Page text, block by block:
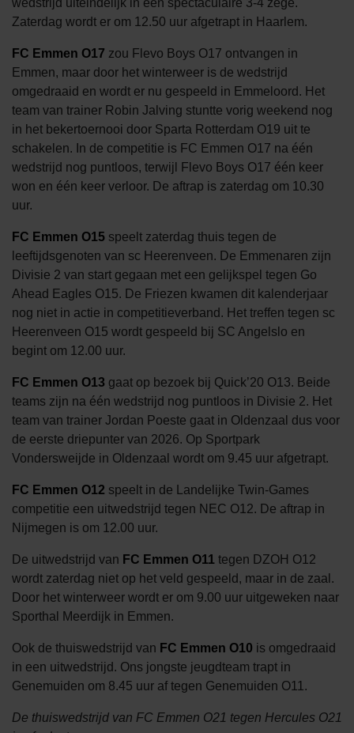
Zaterdag wordt er om 12.50 uur afgetrapt in Haarlem.
FC Emmen O17 zou Flevo Boys O17 ontvangen in
Emmen, maar door het winterweer is de wedstrijd
omgedraaid en wordt er nu gespeeld in Emmeloord. Het
team van trainer Robin Jalving stuntte vorig weekend nog
in het bekertoernooi door Sparta Rotterdam O19 uit te
schakelen. In de competitie is FC Emmen O17 na één
wedstrijd nog puntloos, terwijl Flevo Boys O17 één keer
won en één keer verloor. De aftrap is zaterdag om 10.30
uur.
FC Emmen O15 speelt zaterdag thuis tegen de
leeftijdsgenoten van sc Heerenveen. De Emmenaren zijn
Divisie 2 van start gegaan met een gelijkspel tegen Go
Ahead Eagles O15. De Friezen kwamen dit kalenderjaar
nog niet in actie in competitieverband. Het treffen tegen sc
Heerenveen O15 wordt gespeeld bij SC Angelslo en
begint om 12.00 uur.
FC Emmen O13 gaat op bezoek bij Quick’20 O13. Beide
teams zijn na één wedstrijd nog puntloos in Divisie 2. Het
team van trainer Jordan Poeste gaat in Oldenzaal dus voor
de eerste driepunter van 2026. Op Sportpark
Vondersweijde in Oldenzaal wordt om 9.45 uur afgetrapt.
FC Emmen O12 speelt in de Landelijke Twin-Games
competitie een uitwedstrijd tegen NEC O12. De aftrap in
Nijmegen is om 12.00 uur.
De uitwedstrijd van FC Emmen O11 tegen DZOH O12
wordt zaterdag niet op het veld gespeeld, maar in de zaal.
Door het winterweer wordt er om 9.00 uur uitgeweken naar
Sporthal Meerdijk in Emmen.
Ook de thuiswedstrijd van FC Emmen O10 is omgedraaid
in een uitwedstrijd. Ons jongste jeugdteam trapt in
Genemuiden om 8.45 uur af tegen Genemuiden O11.
De thuiswedstrijd van FC Emmen O21 tegen Hercules O21